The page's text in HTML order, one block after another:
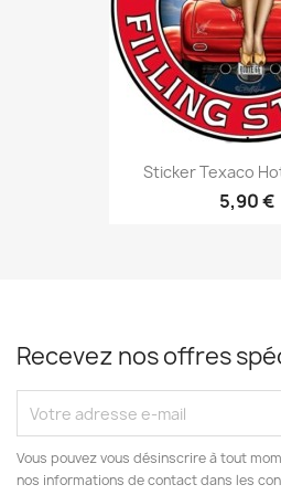
Sticker Texaco
5,90 €
Recevez nos offres
Vous pouvez vous désinscrire à tout
nos informations de contact dans les